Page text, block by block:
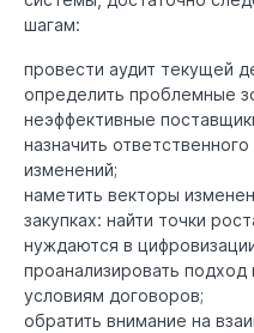
шагам:
провести аудит текущей
определить проблемные
неэффективные
назначить
изменений;
наметить векторы
закупках: найти точки
нуждаются в
проанализировать
условиям договоров;
обратить внимание на